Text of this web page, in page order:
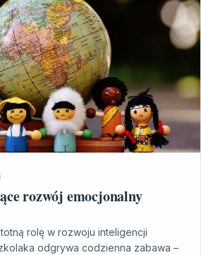
rozwój emocjonalny
rolę w rozwoju inteligencji
odgrywa codzienna zabawa –